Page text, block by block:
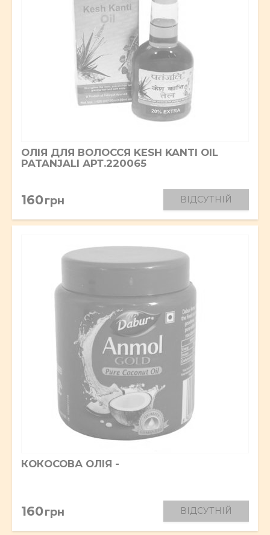
ОЛІЯ ДЛЯ ВОЛОССЯ KESH KANTI OIL
PATANJALI АРТ.220065
160грн ВІДСУТНІЙ
КОКОСОВА ОЛІЯ -
160грн ВІДСУТНІЙ